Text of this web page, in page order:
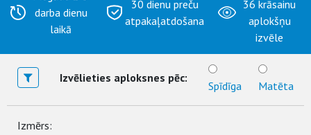
darba dienu
laikā
30 dienu preču
atpakaļatdošana
36 krāsainu
aplokšņu
izvēle
Izvēlieties aploksnes pēc:
Spīdīga Matēta
Izmērs: